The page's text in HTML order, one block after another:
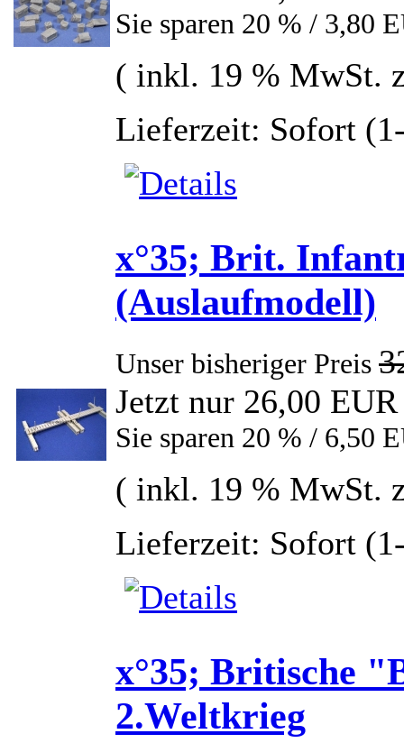
Sie sparen 20 % / 3,80
( inkl. 19 % MwSt.
Lieferzeit: Sofort
x°35; Brit.
(Auslaufmodell)
Unser bisheriger Preis
Jetzt nur 26,00 EUR
Sie sparen 20 % / 6,50
( inkl. 19 % MwSt.
Lieferzeit: Sofort
x°35; Britische
2.Weltkrieg